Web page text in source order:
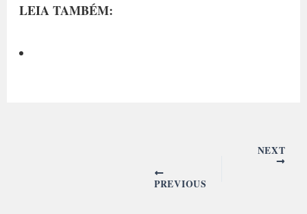
LEIA TAMBÉM:
PREVIOUS
NEXT